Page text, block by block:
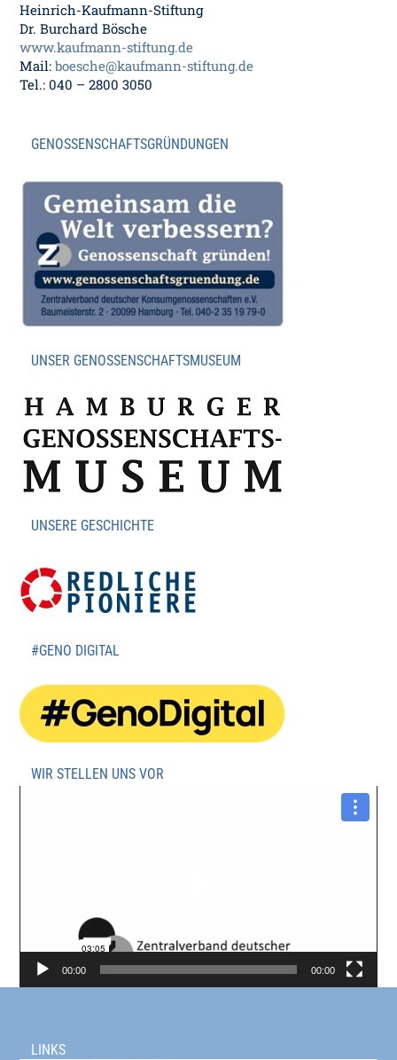
Heinrich-Kaufmann-Stiftung
Dr. Burchard Bösche
www.kaufmann-stiftung.de
Mail:boesche@kaufmann-stiftung.de
Tel.: 040 – 2800 3050
GENOSSENSCHAFTSGRÜNDUNGEN
UNSER GENOSSENSCHAFTSMUSEUM
UNSERE GESCHICHTE
#GENO DIGITAL
WIR STELLEN UNS VOR
00:00 00:00
LINKS